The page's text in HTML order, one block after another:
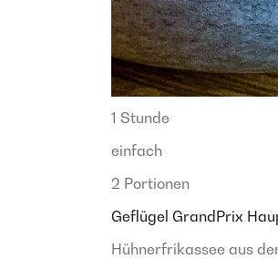
1 Stunde
einfach
2 Portionen
Geflügel GrandPrix
Hühnerfrikassee aus